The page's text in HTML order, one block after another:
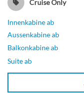
Cruise Only
Innenkabine ab
Aussenkabine ab
Balkonkabine ab
Suite ab